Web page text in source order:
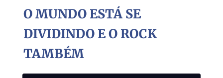
O MUNDO ESTÁ SE
DIVIDINDO E O ROCK
TAMBÉM